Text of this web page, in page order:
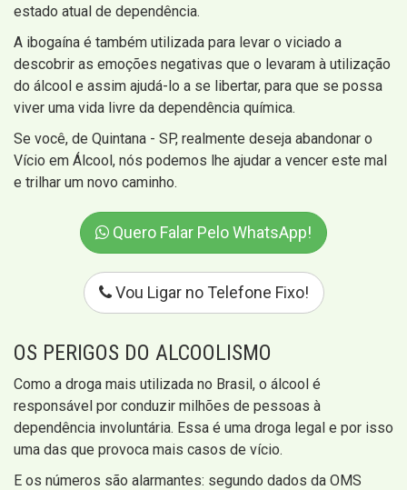
estado atual de dependência.
A ibogaína é também utilizada para levar o viciado a
descobrir as emoções negativas que o levaram à utilização
do álcool e assim ajudá-lo a se libertar, para que se possa
viver uma vida livre da dependência química.
Se você, de Quintana - SP, realmente deseja abandonar o
Vício em Álcool, nós podemos lhe ajudar a vencer este mal
e trilhar um novo caminho.
Quero Falar Pelo WhatsApp!
Vou Ligar no Telefone Fixo!
OS PERIGOS DO ALCOOLISMO
Como a droga mais utilizada no Brasil, o álcool é
responsável por conduzir milhões de pessoas à
dependência involuntária. Essa é uma droga legal e por isso
uma das que provoca mais casos de vício.
E os números são alarmantes: segundo dados da OMS